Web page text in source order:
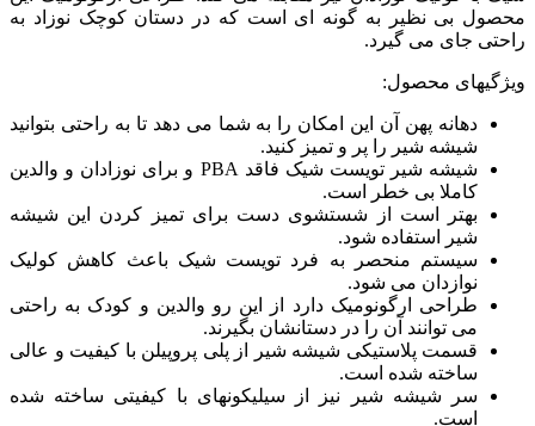
محصول بی نظیر به گونه ای است که در دستان کوچک نوزاد به
راحتی جای می گیرد.
ویژگیهای محصول:
دهانه پهن آن این امکان را به شما می دهد تا به راحتی بتوانید
شیشه شیر را پر و تمیز کنید.
شیشه شیر تویست شیک فاقد PBA و برای نوزادان و والدین
کاملا بی خطر است.
بهتر است از شستشوی دست برای تمیز کردن این شیشه
شیر استفاده شود.
سیستم منحصر به فرد تویست شیک باعث کاهش کولیک
نوازدان می شود.
طراحی ارگونومیک دارد از این رو والدین و کودک به راحتی
می توانند آن را در دستانشان بگیرند.
قسمت پلاستیکی شیشه شیر از پلی پروپیلن با کیفیت و عالی
ساخته شده است.
سر شیشه شیر نیز از سیلیکونهای با کیفیتی ساخته شده
است.